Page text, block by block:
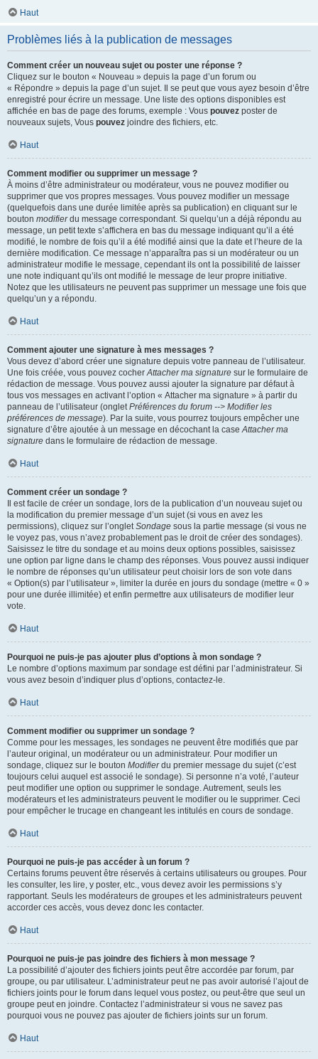
Haut
Problèmes liés à la publication de messages
Comment créer un nouveau sujet ou poster une réponse ?
Cliquez sur le bouton « Nouveau » depuis la page d’un forum ou
« Répondre » depuis la page d’un sujet. Il se peut que vous ayez besoin d’être
enregistré pour écrire un message. Une liste des options disponibles est
affichée en bas de page des forums, exemple : Vous pouvez poster de
nouveaux sujets, Vous pouvez joindre des fichiers, etc.
Haut
Comment modifier ou supprimer un message ?
À moins d’être administrateur ou modérateur, vous ne pouvez modifier ou
supprimer que vos propres messages. Vous pouvez modifier un message
(quelquefois dans une durée limitée après sa publication) en cliquant sur le
bouton modifierdu message correspondant. Si quelqu’un a déjà répondu au
message, un petit texte s’affichera en bas du message indiquant qu’il a été
modifié, le nombre de fois qu’il a été modifié ainsi que la date et l’heure de la
dernière modification. Ce message n’apparaîtra pas si un modérateur ou un
administrateur modifie le message, cependant ils ont la possibilité de laisser
une note indiquant qu’ils ont modifié le message de leur propre initiative.
Notez que les utilisateurs ne peuvent pas supprimer un message une fois que
quelqu’un y a répondu.
Haut
Comment ajouter une signature à mes messages ?
Vous devez d’abord créer une signature depuis votre panneau de l’utilisateur.
Une fois créée, vous pouvez cocherAttacher ma signature sur le formulaire de
rédaction de message. Vous pouvez aussi ajouter la signature par défaut à
tous vos messages en activant l’option « Attacher ma signature » à partir du
panneau de l’utilisateur (ongletPréférences du forum --> Modifier les
préférences de message). Par la suite, vous pourrez toujours empêcher une
signature d’être ajoutée à un message en décochant la caseAttacher ma
signature dans le formulaire de rédaction de message.
Haut
Comment créer un sondage ?
Il est facile de créer un sondage, lors de la publication d’un nouveau sujet ou
la modification du premier message d’un sujet (si vous en avez les
permissions), cliquez sur l’ongletSondage sous la partie message (si vous ne
le voyez pas, vous n’avez probablement pas le droit de créer des sondages).
Saisissez le titre du sondage et au moins deux options possibles, saisissez
une option par ligne dans le champ des réponses. Vous pouvez aussi indiquer
le nombre de réponses qu’un utilisateur peut choisir lors de son vote dans
« Option(s) par l’utilisateur », limiter la durée en jours du sondage (mettre « 0 »
pour une durée illimitée) et enfin permettre aux utilisateurs de modifier leur
vote.
Haut
Pourquoi ne puis-je pas ajouter plus d’options à mon sondage ?
Le nombre d’options maximum par sondage est défini par l’administrateur. Si
vous avez besoin d’indiquer plus d’options, contactez-le.
Haut
Comment modifier ou supprimer un sondage ?
Comme pour les messages, les sondages ne peuvent être modifiés que par
l’auteur original, un modérateur ou un administrateur. Pour modifier un
sondage, cliquez sur le bouton Modifierdu premier message du sujet (c’est
toujours celui auquel est associé le sondage). Si personne n’a voté, l’auteur
peut modifier une option ou supprimer le sondage. Autrement, seuls les
modérateurs et les administrateurs peuvent le modifier ou le supprimer. Ceci
pour empêcher le trucage en changeant les intitulés en cours de sondage.
Haut
Pourquoi ne puis-je pas accéder à un forum ?
Certains forums peuvent être réservés à certains utilisateurs ou groupes. Pour
les consulter, les lire, y poster, etc., vous devez avoir les permissions s’y
rapportant. Seuls les modérateurs de groupes et les administrateurs peuvent
accorder ces accès, vous devez donc les contacter.
Haut
Pourquoi ne puis-je pas joindre des fichiers à mon message ?
La possibilité d’ajouter des fichiers joints peut être accordée par forum, par
groupe, ou par utilisateur. L’administrateur peut ne pas avoir autorisé l’ajout de
fichiers joints pour le forum dans lequel vous postez, ou peut-être que seul un
groupe peut en joindre. Contactez l’administrateur si vous ne savez pas
pourquoi vous ne pouvez pas ajouter de fichiers joints sur un forum.
Haut